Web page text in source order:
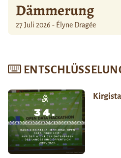
Dämmerung
27 Juli 2026 - Élyne Dragée